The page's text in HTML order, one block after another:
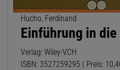
Hucho, Ferdinand
Einführung in
Verlag: Wiley-VCH
ISBN: 3527259295 | Preis: